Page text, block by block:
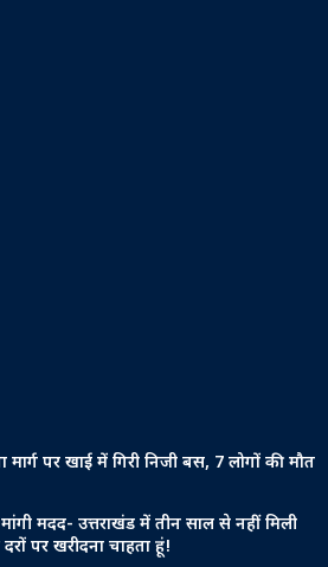
पर खाई में गिरी निजी बस, 7 लोगों की मौत
मदद- उत्तराखंड में तीन साल से नहीं मिली
पर खरीदना चाहता हूं!